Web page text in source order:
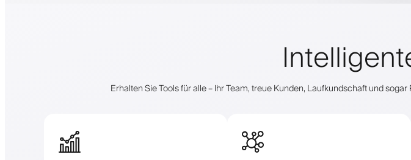
Erhalten Sie Tools für alle – Ihr Team, treue Kunden, Laufkundschaft und